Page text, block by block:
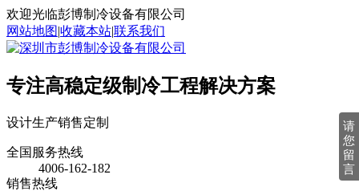
欢迎光临彭博制冷设备有限公司
网站地图|收藏本站|联系我们
专注高稳定级制冷工程解决方案
设计生产销售定制
全国服务热线
4006-162-182
销售热线
请
您
留
言